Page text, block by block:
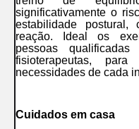
significativamente o
estabilidade postural,
reação. Ideal os
pessoas
fisioterapeutas,
necessidades de cada
Cuidados em casa